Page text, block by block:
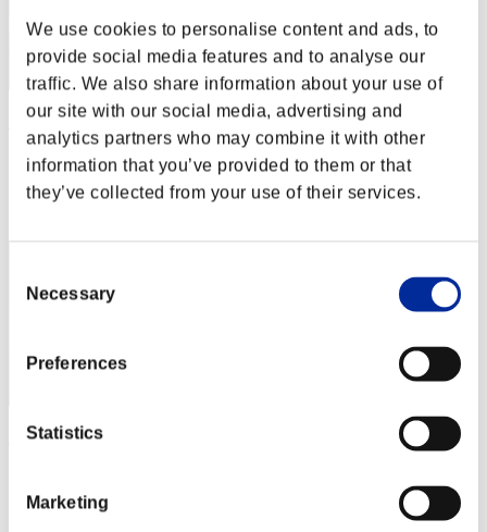
We use cookies to personalise content and ads, to
provide social media features and to analyse our
traffic. We also share information about your use of
our site with our social media, advertising and
analytics partners who may combine it with other
information that you’ve provided to them or that
they’ve collected from your use of their services.
Selection
Necessary
Preferences
Statistics
Marketing
ΛLØNE
Punteggio:Lv:1/01'57"11
Posizione
Nekonin
Posizione